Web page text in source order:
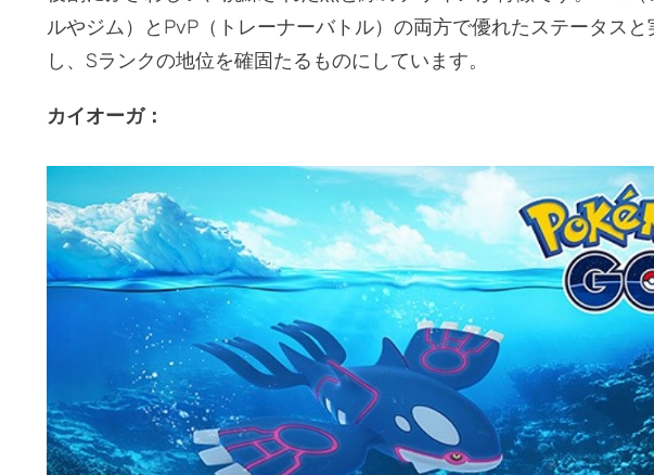
ルやジム）とPvP（トレーナーバトル）の両方で優れたステータスと
し、Sランクの地位を確固たるものにしています。
カイオーガ：